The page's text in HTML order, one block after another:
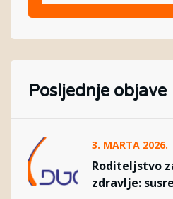
Posljednje objave
3. MARTA 2026.
Roditeljstvo
zdravlje: